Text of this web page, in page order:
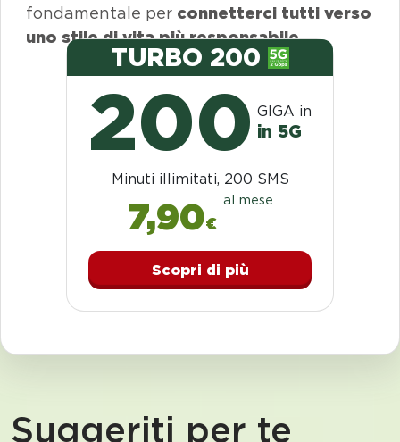
fondamentale per connetterci tutti verso
uno stile di vita più responsabile.
TURBO 200
200 GIGA in
in 5G
Minuti illimitati, 200 SMS
7,90€
al mese
Scopri di più
Suggeriti per te